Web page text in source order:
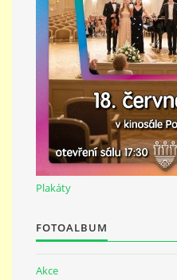
Plakáty
FOTOALBUM
Akce